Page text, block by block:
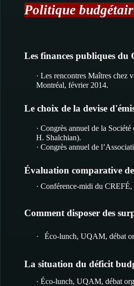
Politique
Les finances publiques du
· Les rencontres Maîtres chez
Montréal, février 2014.
Le choix de la devise
· Congrès annuel de la
H. Shalchian).
· Congrès annuel de
Évaluation comparative
· Conférence-midi du CREFÉ,
Comment disposer des
· Éco-lunch, UQAM, débat
La situation du déficit
· Éco-lunch, UQAM, débat